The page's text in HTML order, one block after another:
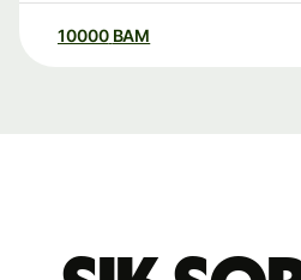
10000 BAM